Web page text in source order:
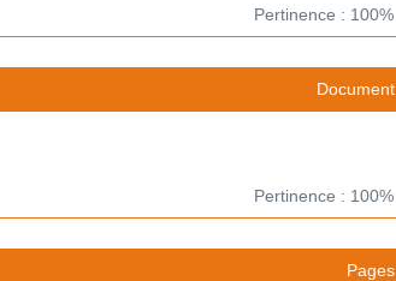
Pertinence : 100%
Document
Pertinence : 100%
Pages